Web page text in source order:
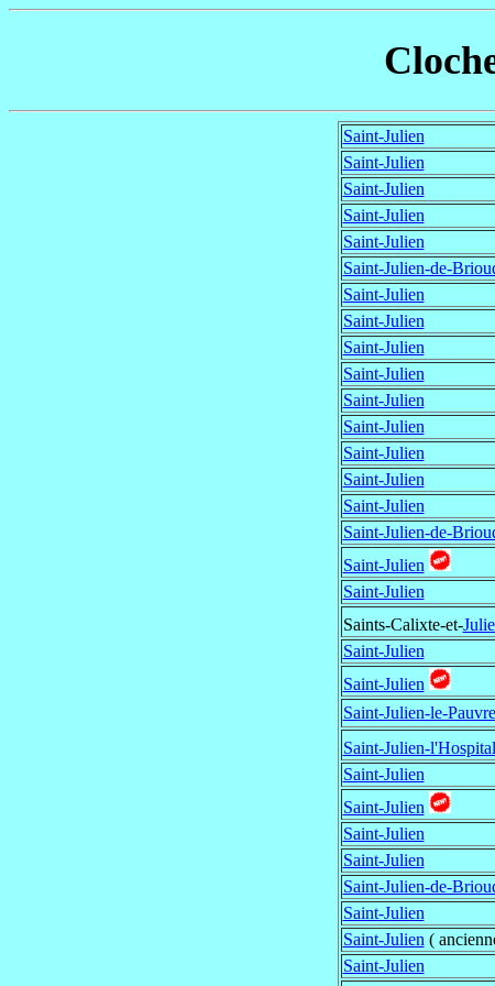
Saint-Julien
Saint-Julien
Saint-Julien
Saint-Julien
Saint-Julien
Saint-Julien-de-
Saint-Julien
Saint-Julien
Saint-Julien
Saint-Julien
Saint-Julien
Saint-Julien
Saint-Julien
Saint-Julien
Saint-Julien
Saint-Julien-de-
Saint-Julien
Saint-Julien
Saints-Calixte-et-
Saint-Julien
Saint-Julien
Saint-Julien-le-Pauvre
Saint-Julien-
Saint-Julien
Saint-Julien
Saint-Julien
Saint-Julien
Saint-Julien-de-
Saint-Julien
Saint-Julien (
Saint-Julien